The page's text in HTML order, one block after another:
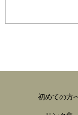
初めての方